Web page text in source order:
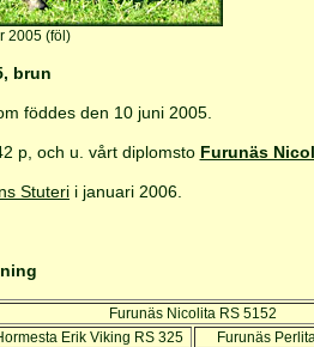
2005 (föl)
brun
föddes den 10 juni 2005.
p, och u. vårt diplomsto Furunäs
Stuteri i januari 2006.
Furunäs Nicolita RS 5152
Erik Viking RS 325
Furunäs